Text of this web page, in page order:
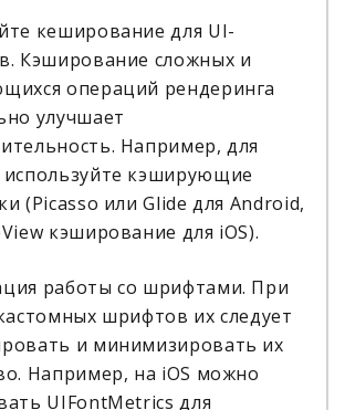
кеширование для UI-
Кэширование сложных и
операций рендеринга
улучшает
Например, для
используйте кэширующие
(Picasso или Glide для Android,
кэширование для iOS).
работы со шрифтами. При
шрифтов их следует
и минимизировать их
Например, на iOS можно
UIFontMetrics для